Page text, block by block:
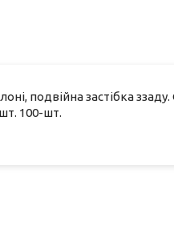
подвійна застібка
100-шт.